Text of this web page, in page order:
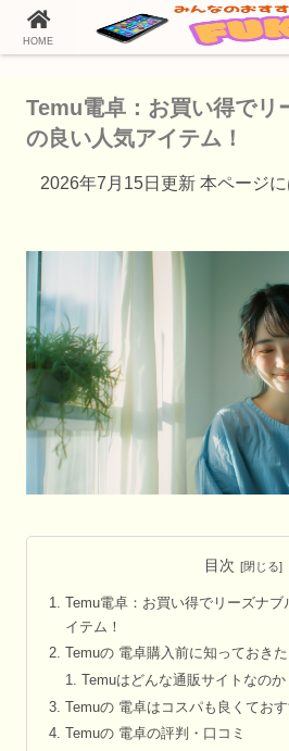
ホーム Temu（テム）の通販情報
Temu電卓：お買い得でリ
の良い人気アイテム！
2026年7月15日更新 本ページ
目次
Temu電卓：お買い得でリーズナ
イテム！
Temuの 電卓購入前に知っておき
Temuはどんな通販サイトなのか
Temuの 電卓はコスパも良くてお
Temuの 電卓の評判・口コミ
HOME